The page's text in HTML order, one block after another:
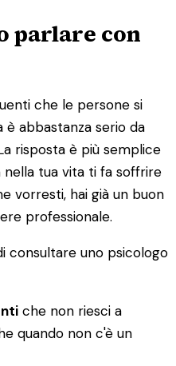
parlare con
che le persone si
abbastanza serio da
risposta è più semplice
nella tua vita ti fa soffrire
vorresti, hai già un buon
professionale.
consultare uno psicologo
che non riesci a
quando non c'è un